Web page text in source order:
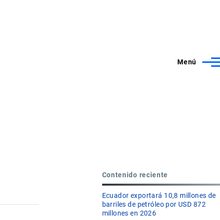
Menú
Contenido reciente
Ecuador exportará 10,8 millones de
barriles de petróleo por USD 872
millones en 2026